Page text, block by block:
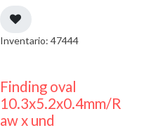
Inventario: 47444
Finding oval
10.3x5.2x0.4mm/R
aw x und